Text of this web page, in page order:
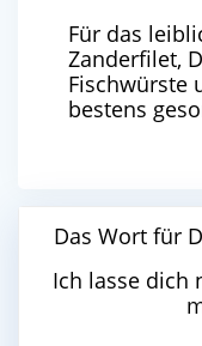
Für das
Zanderfilet,
Fischwürste
bestens
Das Wort für
Ich lasse dich